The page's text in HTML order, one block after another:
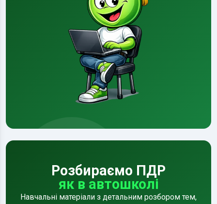
Розбираємо ПДР
як в автошколі
Навчальні матеріали з детальним розбором тем,